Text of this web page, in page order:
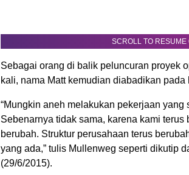
SCROLL TO RESUME
Sebagai orang di balik peluncuran proyek
kali, nama Matt kemudian diabadikan pada
“Mungkin aneh melakukan pekerjaan yang
Sebenarnya tidak sama, karena kami terus
berubah. Struktur perusahaan terus
yang ada,” tulis Mullenweg seperti dikutip
(29/6/2015).